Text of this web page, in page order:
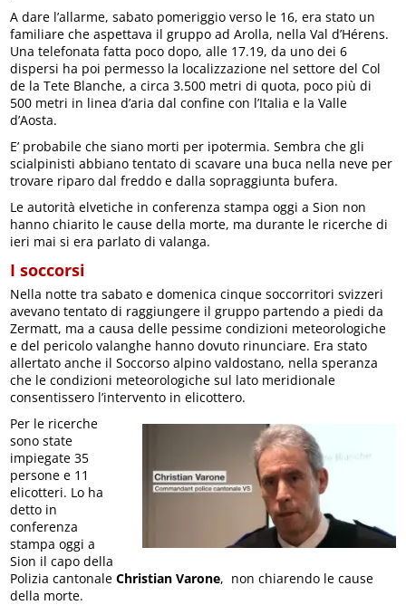
A dare l’allarme, sabato pomeriggio verso le 16, era stato un
familiare che aspettava il gruppo ad Arolla, nella Val d’Hérens.
Una telefonata fatta poco dopo, alle 17.19, da uno dei 6
dispersi ha poi permesso la localizzazione nel settore del Col
de la Tete Blanche, a circa 3.500 metri di quota, poco più di
500 metri in linea d’aria dal confine con l’Italia e la Valle
d’Aosta.
E’ probabile che siano morti per ipotermia. Sembra che gli
scialpinisti abbiano tentato di scavare una buca nella neve per
trovare riparo dal freddo e dalla sopraggiunta bufera.
Le autorità elvetiche in conferenza stampa oggi a Sion non
hanno chiarito le cause della morte, ma durante le ricerche di
ieri mai si era parlato di valanga.
I soccorsi
Nella notte tra sabato e domenica cinque soccorritori svizzeri
avevano tentato di raggiungere il gruppo partendo a piedi da
Zermatt, ma a causa delle pessime condizioni meteorologiche
e del pericolo valanghe hanno dovuto rinunciare. Era stato
allertato anche il Soccorso alpino valdostano, nella speranza
che le condizioni meteorologiche sul lato meridionale
consentissero l’intervento in elicottero.
Per le ricerche
sono state
impiegate 35
persone e 11
elicotteri. Lo ha
detto in
conferenza
stampa oggi a
Sion il capo della
Polizia cantonaleChristian Varone, non chiarendo le cause
della morte.